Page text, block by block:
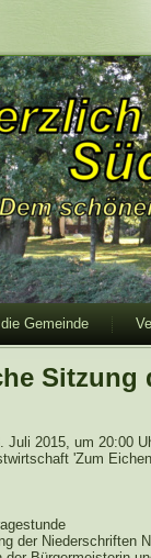
Gemeinde
Sitzung
Juli 2015, um 20:00
'Zum
der Niederschriften